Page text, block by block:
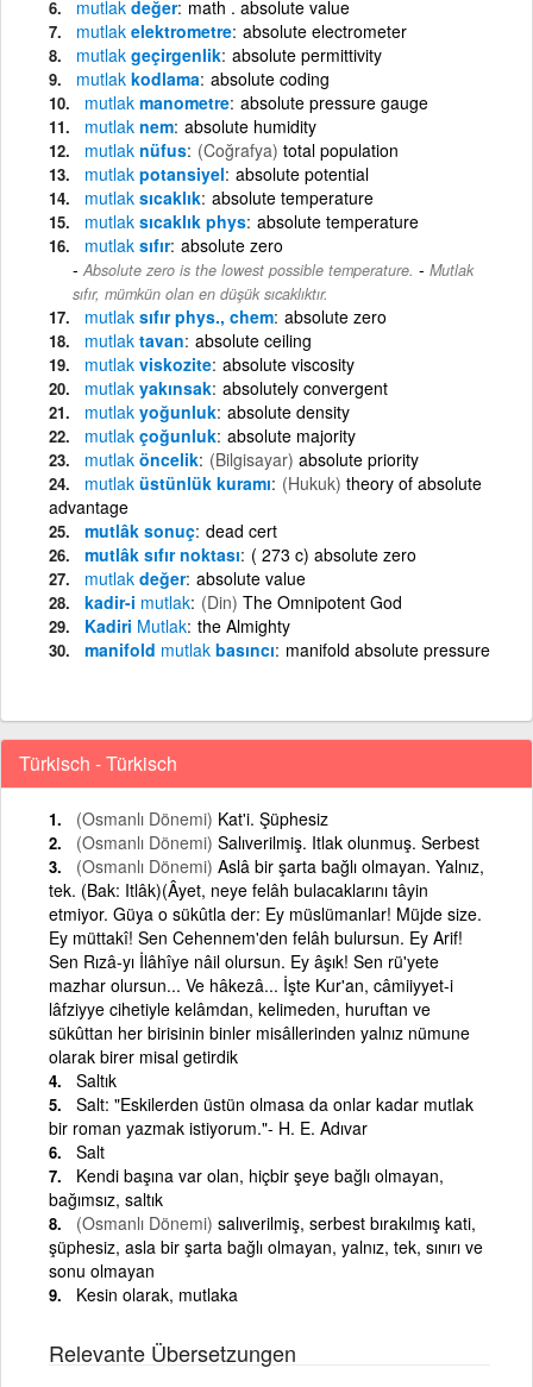
mutlak değer math . absolute value
mutlak elektrometre absolute electrometer
mutlak geçirgenlik absolute permittivity
mutlak kodlama absolute coding
mutlak manometre absolute pressure gauge
mutlak nem absolute humidity
mutlak nüfus (Coğrafya) total population
mutlak potansiyel absolute potential
mutlak sıcaklık absolute temperature
mutlak sıcaklık phys absolute temperature
mutlak sıfır absolute zero
Absolute zero is the lowest possible temperature. - Mutlak
sıfır, mümkün olan en düşük sıcaklıktır.
mutlak sıfır phys., chem absolute zero
mutlak tavan absolute ceiling
mutlak viskozite absolute viscosity
mutlak yakınsak absolutely convergent
mutlak yoğunluk absolute density
mutlak çoğunluk absolute majority
mutlak öncelik (Bilgisayar) absolute priority
mutlak üstünlük kuramı (Hukuk) theory of absolute
advantage
mutlâk sonuç dead cert
mutlâk sıfır noktası ( 273 c) absolute zero
mutlak değer absolute value
kadir-i mutlak (Din) The Omnipotent God
Kadiri Mutlak the Almighty
manifold mutlak basıncı manifold absolute pressure
Türkisch - Türkisch
(Osmanlı Dönemi) Kat'i. Şüphesiz
(Osmanlı Dönemi) Salıverilmiş. Itlak olunmuş. Serbest
(Osmanlı Dönemi) Aslâ bir şarta bağlı olmayan. Yalnız,
tek. (Bak: Itlâk)(Âyet, neye felâh bulacaklarını tâyin
etmiyor. Güya o sükûtla der: Ey müslümanlar! Müjde size.
Ey müttakî! Sen Cehennem'den felâh bulursun. Ey Arif!
Sen Rızâ-yı İlâhîye nâil olursun. Ey âşık! Sen rü'yete
mazhar olursun... Ve hâkezâ... İşte Kur'an, câmiiyyet-i
lâfziyye cihetiyle kelâmdan, kelimeden, huruftan ve
sükûttan her birisinin binler misâllerinden yalnız nümune
olarak birer misal getirdik
Saltık
Salt: "Eskilerden üstün olmasa da onlar kadar mutlak
bir roman yazmak istiyorum."- H. E. Adıvar
Salt
Kendi başına var olan, hiçbir şeye bağlı olmayan,
bağımsız, saltık
(Osmanlı Dönemi) salıverilmiş, serbest bırakılmış kati,
şüphesiz, asla bir şarta bağlı olmayan, yalnız, tek, sınırı ve
sonu olmayan
Kesin olarak, mutlaka
Relevante Übersetzungen